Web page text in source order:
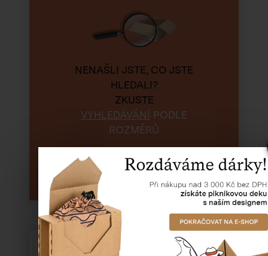
NENAŠLI JSTE, CO JSTE
HLEDALI?
ZKUSTE
VYHLEDÁVÁNÍ PODLE
ROZMĚRŮ
Hledat